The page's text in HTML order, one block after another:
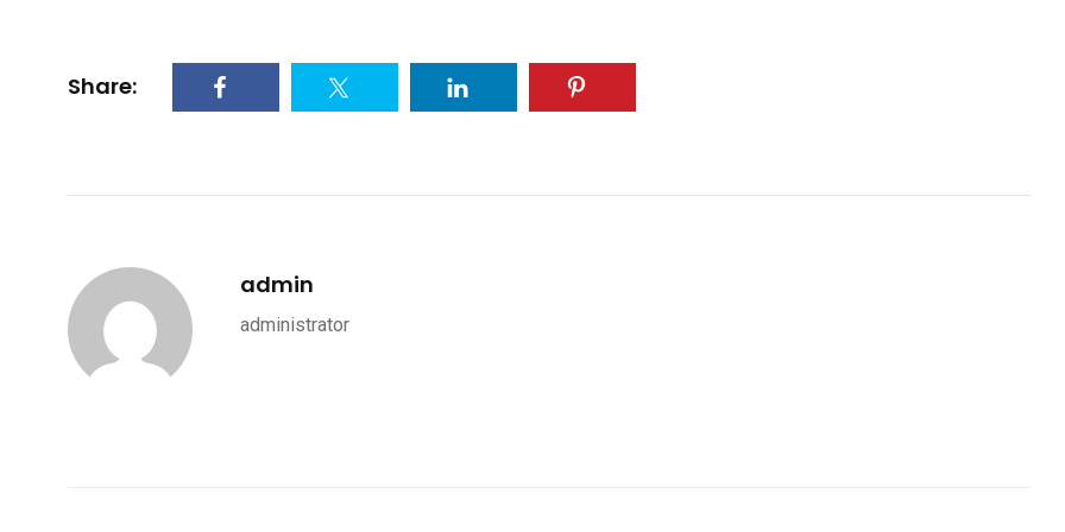
Share:
admin
administrator